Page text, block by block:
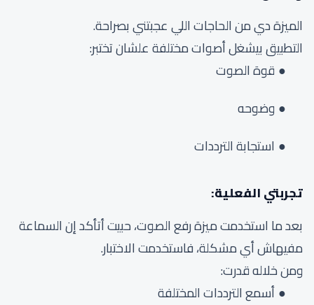
الميزة دي من الحاجات اللي عجبتني بصراحة.
التطبيق بيشغل أصوات مختلفة علشان تختبر:
قوة الصوت
وضوحه
استجابة الترددات
تجربتي الفعلية:
بعد ما استخدمت ميزة رفع الصوت، حبيت أتأكد إن السماعة
مفيهاش أي مشكلة، فاستخدمت الاختبار.
ومن خلاله قدرت:
أسمع الترددات المختلفة